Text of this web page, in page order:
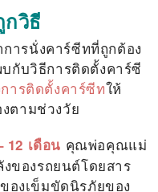
วิธี
การนั่งคาร์ซีทที่ถูกต้อง
กับวิธีการติดตั้งคาร์ซี
การติดตั้งคาร์ซีทให้
ตามช่วงวัย
12 เดือน คุณพ่อคุณแม่
ของรถยนต์โดยสาร
องเข็มขัดนิรภัยของ